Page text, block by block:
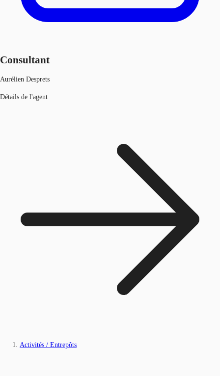
Consultant
Aurélien Desprets
Détails de l'agent
Activités / Entrepôts